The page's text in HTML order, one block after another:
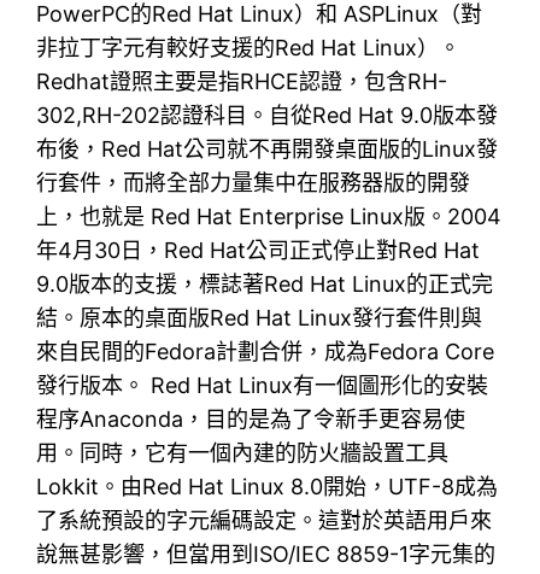
PowerPC的Red Hat Linux）和 ASPLinux（對
非拉丁字元有較好支援的Red Hat Linux）。
Redhat證照主要是指RHCE認證，包含RH-
302,RH-202認證科目。自從Red Hat 9.0版本發
布後，Red Hat公司就不再開發桌面版的Linux發
行套件，而將全部力量集中在服務器版的開發
上，也就是 Red Hat Enterprise Linux版。2004
年4月30日，Red Hat公司正式停止對Red Hat
9.0版本的支援，標誌著Red Hat Linux的正式完
結。原本的桌面版Red Hat Linux發行套件則與
來自民間的Fedora計劃合併，成為Fedora Core
發行版本。 Red Hat Linux有一個圖形化的安裝
程序Anaconda，目的是為了令新手更容易使
用。同時，它有一個內建的防火牆設置工具
Lokkit。由Red Hat Linux 8.0開始，UTF-8成為
了系統預設的字元編碼設定。這對於英語用戶來
說無甚影響，但當用到ISO/IEC 8859-1字元集的